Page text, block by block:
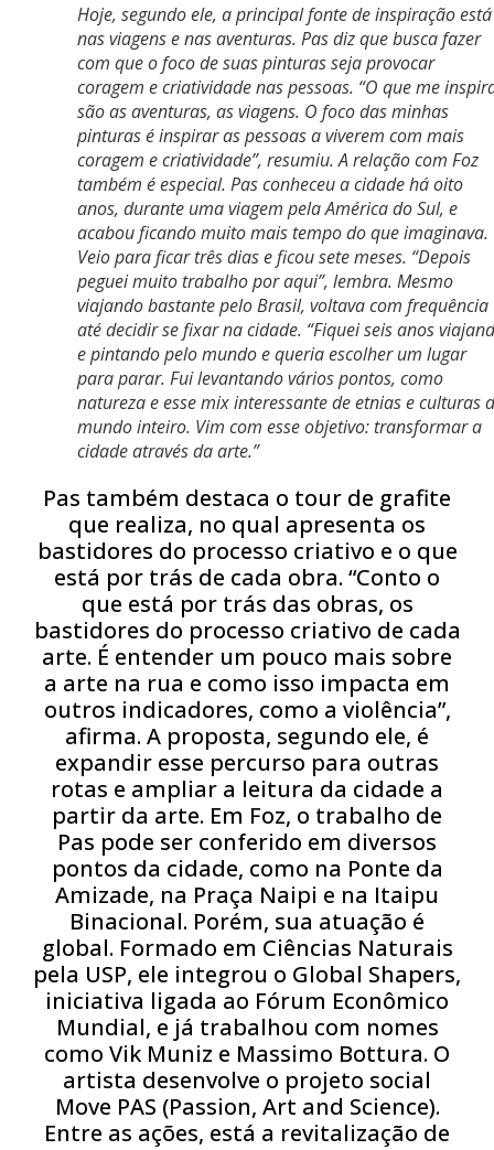
Hoje, segundo ele, a principal fonte de inspiração está
nas viagens e nas aventuras. Pas diz que busca fazer
com que o foco de suas pinturas seja provocar
coragem e criatividade nas pessoas. “O que me
são as aventuras, as viagens. O foco das minhas
pinturas é inspirar as pessoas a viverem com mais
coragem e criatividade”, resumiu. A relação com Foz
também é especial. Pas conheceu a cidade há oito
anos, durante uma viagem pela América do Sul, e
acabou ficando muito mais tempo do que imaginava.
Veio para ficar três dias e ficou sete meses. “Depois
peguei muito trabalho por aqui”, lembra. Mesmo
viajando bastante pelo Brasil, voltava com frequência
até decidir se fixar na cidade. “Fiquei seis anos
e pintando pelo mundo e queria escolher um lugar
para parar. Fui levantando vários pontos, como
natureza e esse mix interessante de etnias e culturas
mundo inteiro. Vim com esse objetivo: transformar a
cidade através da arte.”
Pas também destaca o tour de grafite
que realiza, no qual apresenta os
bastidores do processo criativo e o que
está por trás de cada obra. “Conto o
que está por trás das obras, os
bastidores do processo criativo de cada
arte. É entender um pouco mais sobre
a arte na rua e como isso impacta em
outros indicadores, como a violência”,
afirma. A proposta, segundo ele, é
expandir esse percurso para outras
rotas e ampliar a leitura da cidade a
partir da arte. Em Foz, o trabalho de
Pas pode ser conferido em diversos
pontos da cidade, como na Ponte da
Amizade, na Praça Naipi e na Itaipu
Binacional. Porém, sua atuação é
global. Formado em Ciências Naturais
pela USP, ele integrou o Global Shapers,
iniciativa ligada ao Fórum Econômico
Mundial, e já trabalhou com nomes
como Vik Muniz e Massimo Bottura. O
artista desenvolve o projeto social
Move PAS (Passion, Art and Science).
Entre as ações, está a revitalização de